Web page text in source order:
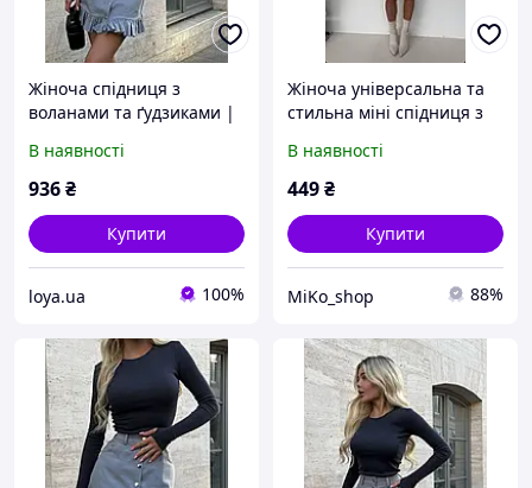
Жіноча спідниця з
воланами та ґудзиками |
В наявності
936₴
Купити
loya.ua 100%
Жіноча універсальна та
стильна міні спідниця з
еко шкіра 42-44;44-46
В наявності
449₴
Купити
MiKo_shop 88%